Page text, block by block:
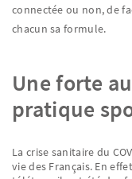
connectée ou non, de
chacun sa formule.
Une forte
pratique
La crise sanitaire du
vie des Français. En